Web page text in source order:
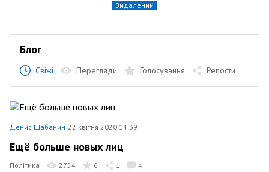
видалений
Блог
Свіжі Перегляди Голосування Репости
Денис Шабанин 22 квітня 2020 14:39
Ещё больше новых лиц
Політика 2754 6 1 4